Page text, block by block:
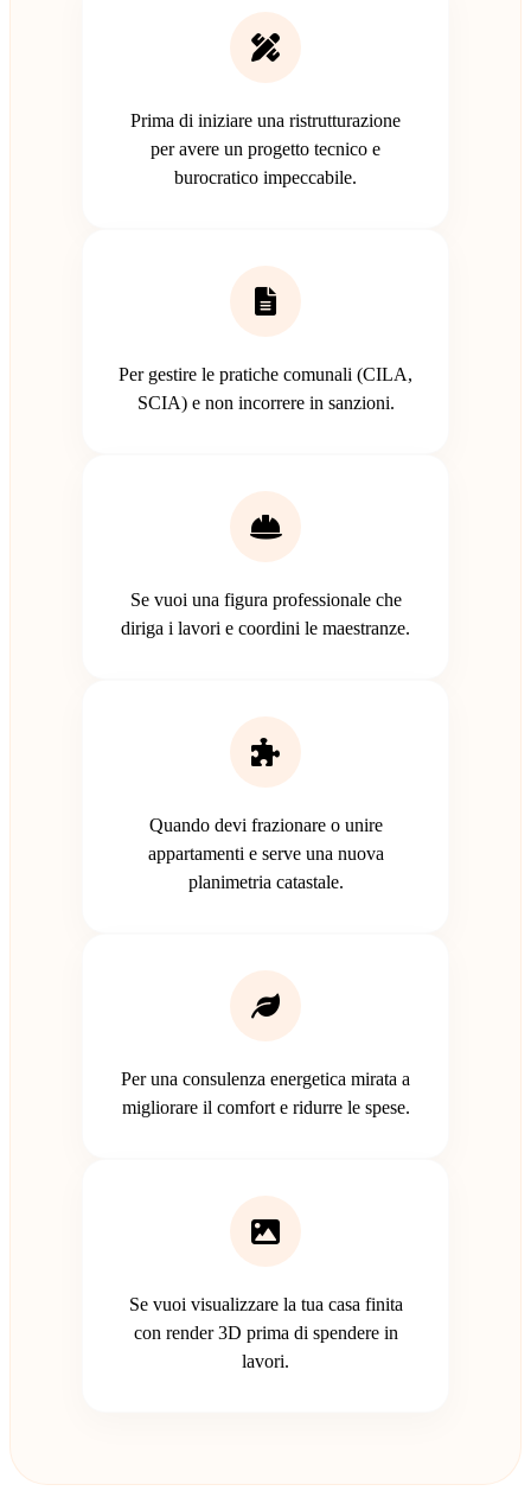
Prima di iniziare una ristrutturazione
per avere un progetto tecnico e
burocratico impeccabile.
Per gestire le pratiche comunali (CILA,
SCIA) e non incorrere in sanzioni.
Se vuoi una figura professionale che
diriga i lavori e coordini le maestranze.
Quando devi frazionare o unire
appartamenti e serve una nuova
planimetria catastale.
Per una consulenza energetica mirata a
migliorare il comfort e ridurre le spese.
Se vuoi visualizzare la tua casa finita
con render 3D prima di spendere in
lavori.